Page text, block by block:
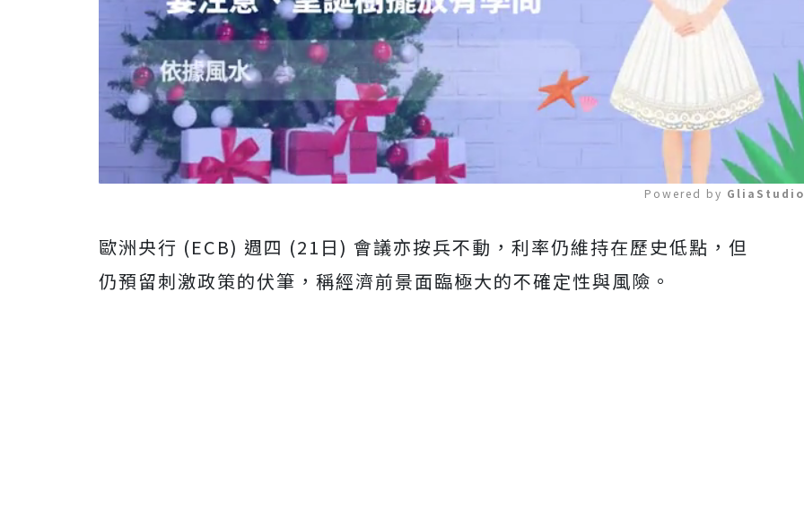
Mute
Powered by
歐洲央行 (ECB) 週四 (21日) 會議亦按兵不動，利率仍維持在歷史低點，但
仍預留刺激政策的伏筆，稱經濟前景面臨極大的不確定性與風險。